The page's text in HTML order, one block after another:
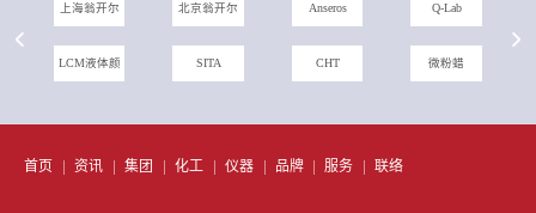
北京翁开尔
SITA
Anseros Q-Lab 农化助剂
聚乙烯蜡
首页 资讯 集团 化工 仪器 品牌 服务 联络